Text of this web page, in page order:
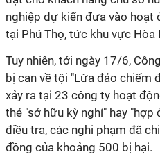
nghiệp dự kiến đưa vào hoạt
tại Phú Thọ, tức khu vực Hòa
Tuy nhiên, tới ngày 17/6,
bị can về tội "Lừa đảo chiếm
xảy ra tại 23 công ty hoạt
thẻ "sở hữu kỳ nghỉ" hay
điều tra, các nghi phạm đã
đồng của khoảng 500 bị hại.